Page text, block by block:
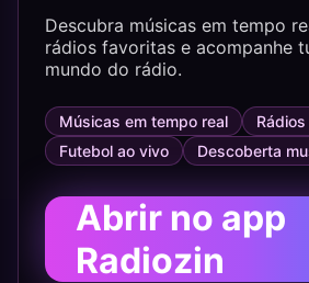
Descubra músicas em tempo
rádios favoritas e acompanhe
mundo do rádio.
Músicas em tempo real
Futebol ao vivo
Descoberta
Abrir no app
Radiozin